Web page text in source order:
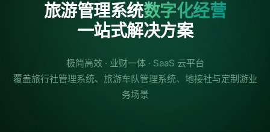
旅游管理系统数字化经营
一站式解决方案
极简高效 · 业财一体 · SaaS 云平台
覆盖旅行社管理系统、旅游车队管理系统、地接社与定制游业
务场景